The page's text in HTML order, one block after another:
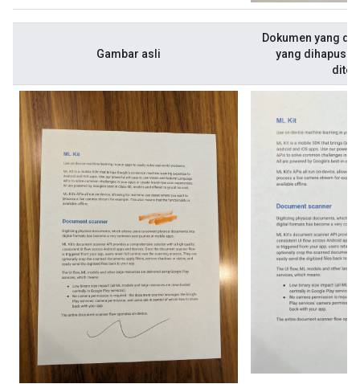
Gambar asli
Dokumen yang
yang dihapus